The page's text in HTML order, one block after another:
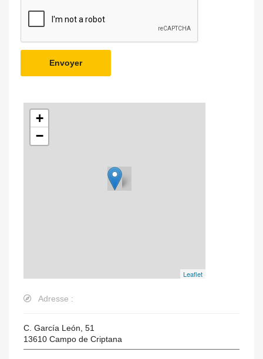
Envoyer
+
−
Leaflet
Adresse :
C. García León, 51
13610 Campo de Criptana